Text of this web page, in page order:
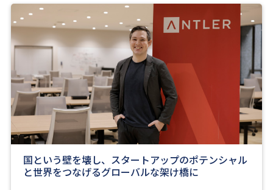
国という壁を壊し、スタートアップのポテンシャル
と世界をつなげるグローバルな架け橋に